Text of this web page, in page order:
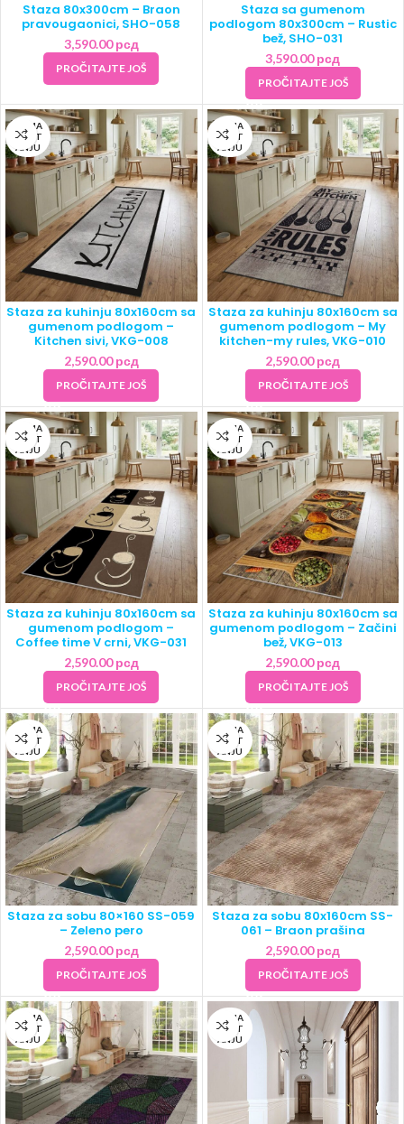
Staza 80x300cm – Braon
pravougaonici, SHO-058
3,590.00рсд
PROČITAJTE JOŠ
Staza sa gumenom
podlogom 80x300cm – Rustic
bež, SHO-031
3,590.00рсд
PROČITAJTE JOŠ
NEMA
NA ST
ANJU
Staza za kuhinju 80x160cm sa
gumenom podlogom –
Kitchen sivi, VKG-008
2,590.00рсд
PROČITAJTE JOŠ
NEMA
NA ST
ANJU
Staza za kuhinju 80x160cm sa
gumenom podlogom – My
kitchen-my rules, VKG-010
2,590.00рсд
PROČITAJTE JOŠ
NEMA
NA ST
ANJU
Staza za kuhinju 80x160cm sa
gumenom podlogom –
Coffee time V crni, VKG-031
2,590.00рсд
PROČITAJTE JOŠ
NEMA
NA ST
ANJU
Staza za kuhinju 80x160cm sa
gumenom podlogom – Začini
bež, VKG-013
2,590.00рсд
PROČITAJTE JOŠ
NEMA
NA ST
ANJU
Staza za sobu 80×160 SS-059
– Zeleno pero
2,590.00рсд
PROČITAJTE JOŠ
NEMA
NA ST
ANJU
Staza za sobu 80x160cm SS-
061 – Braon prašina
2,590.00рсд
PROČITAJTE JOŠ
NEMA
NA ST
ANJU
NEMA
NA ST
ANJU